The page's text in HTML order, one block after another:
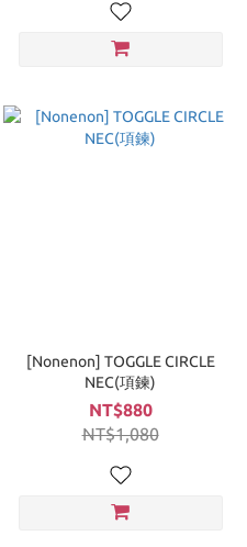
[Nonenon] TOGGLE CIRCLE
NEC(項鍊)
NT$880
NT$1,080